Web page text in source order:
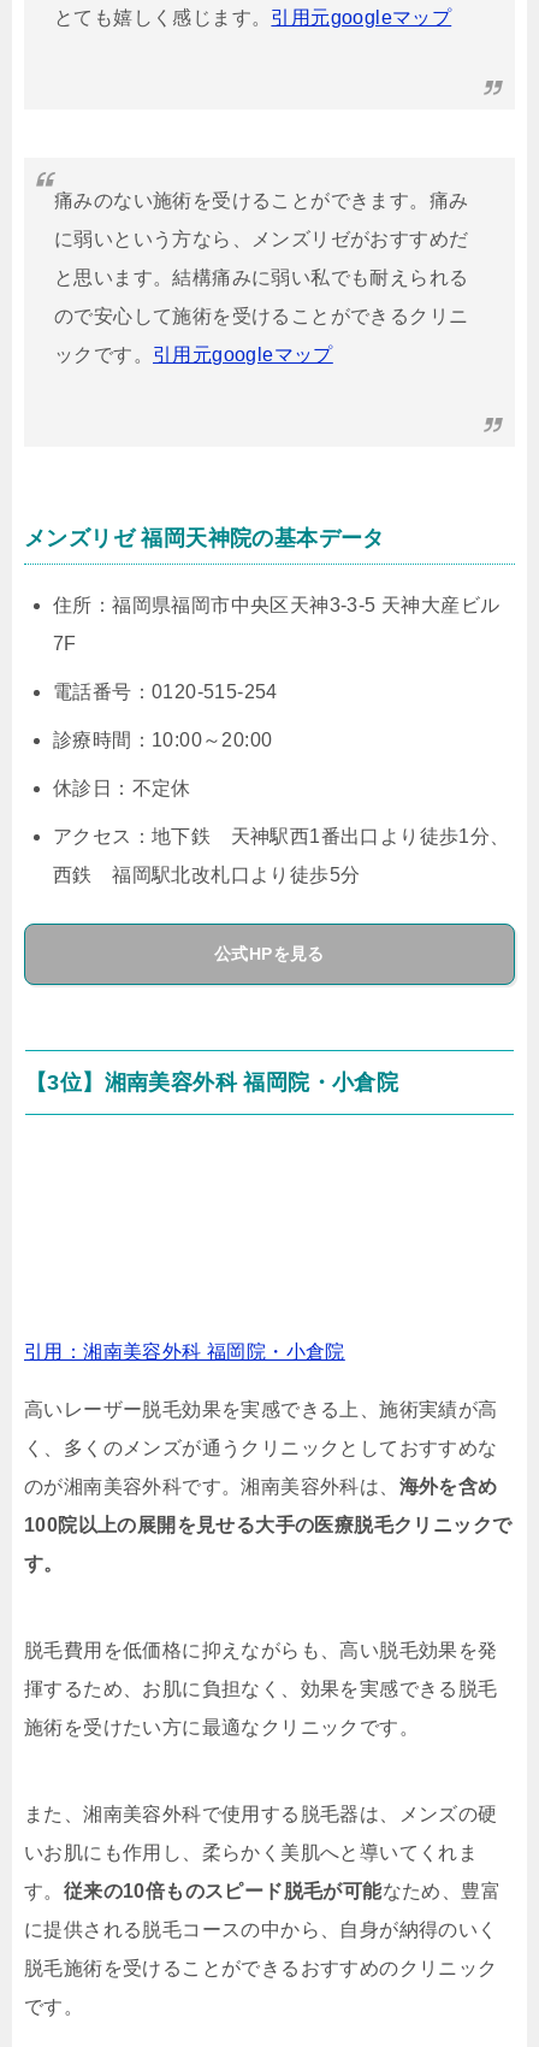
とても嬉しく感じます。 引用元googleマップ
痛みのない施術を受けることができます。痛み
に弱いという方なら、メンズリゼがおすすめだ
と思います。結構痛みに弱い私でも耐えられる
ので安心して施術を受けることができるクリニ
ックです。 引用元googleマップ
メンズリゼ 福岡天神院の基本データ
住所：福岡県福岡市中央区天神3-3-5 天神大産ビル
7F
電話番号：0120-515-254
診療時間：10:00～20:00
休診日：不定休
アクセス：地下鉄 天神駅西1番出口より徒歩1分、
西鉄 福岡駅北改札口より徒歩5分
公式HPを見る
【3位】湘南美容外科 福岡院・小倉院
引用：湘南美容外科 福岡院・小倉院
高いレーザー脱毛効果を実感できる上、施術実績が高
く、多くのメンズが通うクリニックとしておすすめな
のが湘南美容外科です。湘南美容外科は、 海外を含め
100院以上の展開を見せる大手の医療脱毛クリニックで
す。
脱毛費用を低価格に抑えながらも、高い脱毛効果を発
揮するため、お肌に負担なく、効果を実感できる脱毛
施術を受けたい方に最適なクリニックです。
また、湘南美容外科で使用する脱毛器は、メンズの硬
いお肌にも作用し、柔らかく美肌へと導いてくれま
す。 従来の10倍ものスピード脱毛が可能なため、豊富
に提供される脱毛コースの中から、自身が納得のいく
脱毛施術を受けることができるおすすめのクリニック
です。